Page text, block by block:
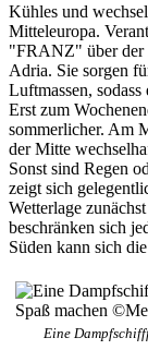
Kühles und
Mitteleuropa.
"FRANZ" über der
Adria. Sie sorgen
Luftmassen,
Erst zum
sommerlicher. Am
der Mitte
Sonst sind Regen
zeigt sich
Wetterlage
beschränken sich
Süden kann sich
Eine